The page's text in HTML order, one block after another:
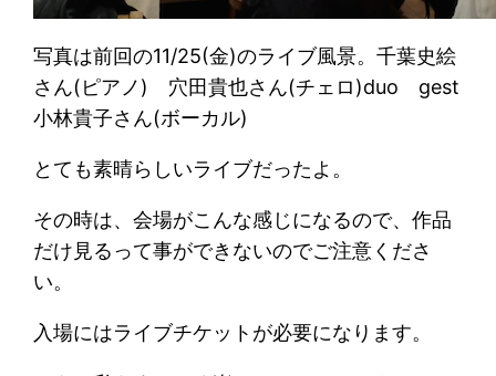
写真は前回の11/25(金)のライブ風景。千葉史絵
さん(ピアノ) 穴田貴也さん(チェロ)duo gest
小林貴子さん(ボーカル)
とても素晴らしいライブだったよ。
その時は、会場がこんな感じになるので、作品
だけ見るって事ができないのでご注意くださ
い。
入場にはライブチケットが必要になります。